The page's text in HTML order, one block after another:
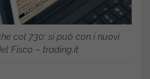
col 730: si può con i nuovi
Fisco – trading.it